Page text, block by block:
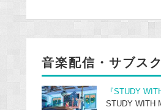
音楽配信・サブスク
『STUDY
STUDY WITH